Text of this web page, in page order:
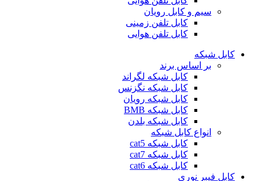
سیم و کابل رویان
کابل تلفن زمینی
کابل تلفن هوایی
کابل شبکه
بر اساس برند
کابل شبکه لگراند
کابل شبکه نگزنس
کابل شبکه رویان
کابل شبکه ‌BMB
کابل شبکه بلدن
انواع کابل شبکه
کابل شبکه cat5
کابل شبکه cat7
کابل شبکه cat6
کابل فیبر نوری